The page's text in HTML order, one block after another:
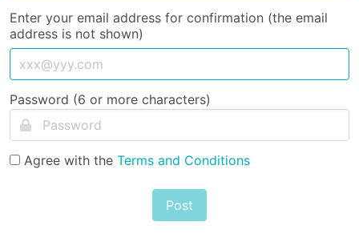
Enter your email address for confirmation (the email
address is not shown)
Password (6 or more characters)
Agree with the Terms and Conditions
Post